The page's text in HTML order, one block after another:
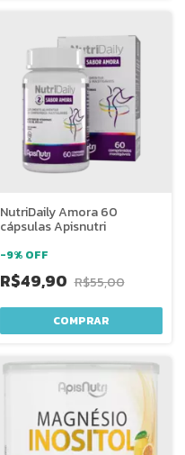
NutriDaily Amora 60
cápsulas Apisnutri
-9% OFF
R$49,90 R$55,00